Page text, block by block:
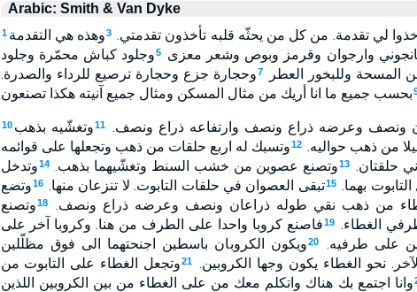
Arabic: Smith & Van Dyke
1 لي تقدمة. من كل من يحثّه قلبه تأخذون تقدمتي. 3وهذه هي التقدمة
وارجوان وقرمز وبوص وشعر معزى 5وجلود كباش محمّرة وجلود
المسحة وللبخور العطر 7وحجارة جزع وحجارة ترصيع للرداء والصدرة.
بحسب جميع ما انا أريك من مثال المسكن ومثال جميع آنيته هكذا تصنعون
10 ونصف وعرضه ذراع ونصف وارتفاعه ذراع ونصف. 11وتغشّيه بذهب
من ذهب حواليه. 12وتسبك له اربع حلقات من ذهب وتجعلها على قوائمه
حلقتان. 13وتصنع عصوين من خشب السنط وتغشّيهما بذهب. 14وتدخل
بهما. 15تبقى العصوان في حلقات التابوت. لا تنزعان منها. 16وتضع
من ذهب نقي طوله ذراعان ونصف وعرضه ذراع ونصف. 18وتصنع
الغطاء. 19فاصنع كروبا واحدا على الطرف من هنا. وكروبا آخر على
على طرفيه.
20ويكون الكروبان باسطين اجنحتهما الى فوق مظلّلين
نحو الغطاء يكون وجها الكروبين.
21وتجعل الغطاء على التابوت من
وانا اجتمع بك هناك واتكلم معك من على الغطاء من بين الكروبين اللذين